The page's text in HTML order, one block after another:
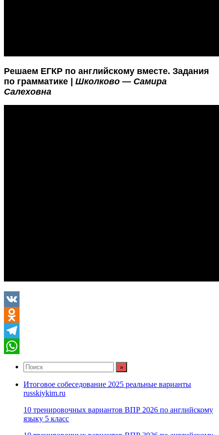
Решаем ЕГКР по английскому вместе. Задания
по грамматике | Школково — Самира
Салеховна
VK
Odnoklassniki
Telegram
WhatsApp
Итоговое собеседование 2025 реальные варианты
russkiykim.ru
10 тренировочных вариантов ВПР 2026 по английскому
языку 5 класс